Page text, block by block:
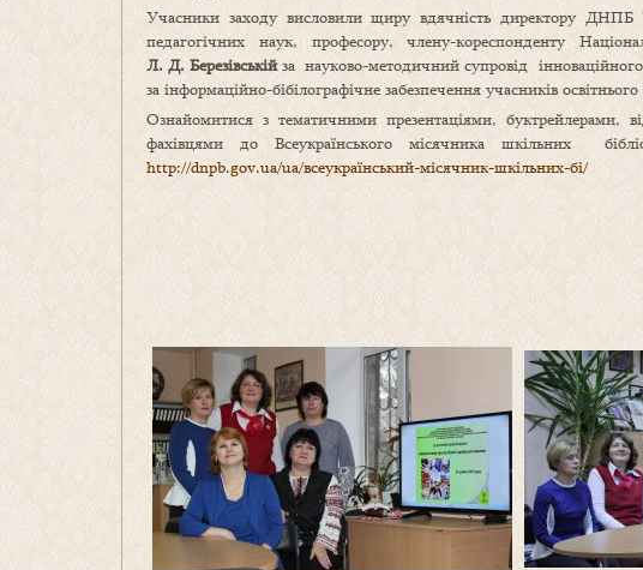
Учасники заходу висловили щиру вдячність директору
педагогічних наук, професору, члену-кореспонденту
Л. Д. Березівськійза науково-методичний супровід
за інформаційно-бібілографічне забезпечення учасників
Ознайомитися з тематичними презентаціями, буктрейлерами,
фахівцями до Всеукраїнського місячника шкільних
http://dnpb.gov.ua/ua/всеукраїнський-місячник-шкільних-бі/